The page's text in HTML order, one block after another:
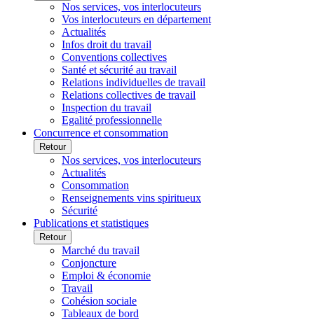
Nos services, vos interlocuteurs
Vos interlocuteurs en département
Actualités
Infos droit du travail
Conventions collectives
Santé et sécurité au travail
Relations individuelles de travail
Relations collectives de travail
Inspection du travail
Egalité professionnelle
Concurrence et consommation
Retour
Nos services, vos interlocuteurs
Actualités
Consommation
Renseignements vins spiritueux
Sécurité
Publications et statistiques
Retour
Marché du travail
Conjoncture
Emploi & économie
Travail
Cohésion sociale
Tableaux de bord